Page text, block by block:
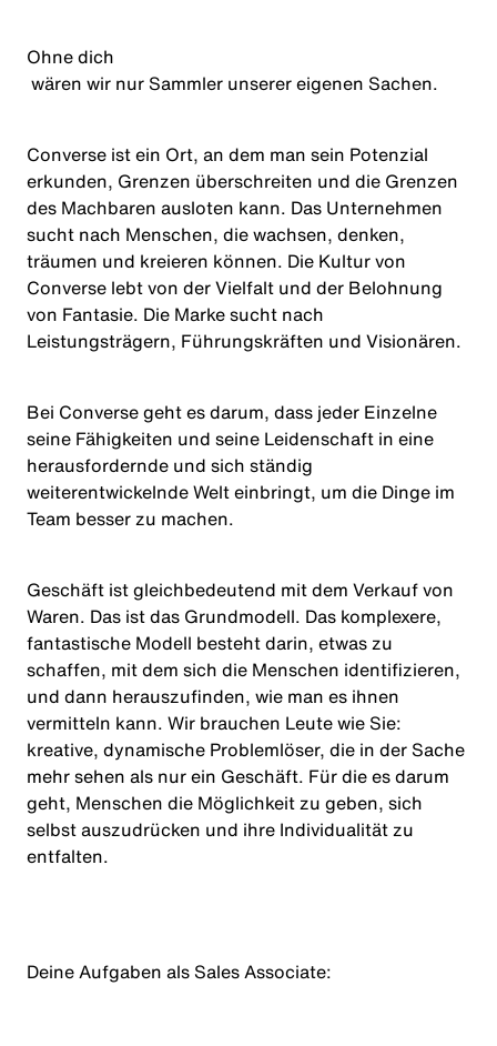
Ohnedich
wären wir nur Sammler unserer eigenen Sachen.
Converse ist ein Ort, an dem man sein Potenzial
erkunden, Grenzen überschreiten und die Grenzen
des Machbaren ausloten kann. Das Unternehmen
sucht nach Menschen, die wachsen, denken,
träumen und kreieren können. Die Kultur von
Converse lebt von der Vielfalt und der Belohnung
von Fantasie. Die Marke sucht nach
Leistungsträgern, Führungskräften und Visionären.
Bei Converse geht es darum, dass jeder Einzelne
seine Fähigkeiten und seine Leidenschaft in eine
herausfordernde und sich ständig
weiterentwickelnde Welt einbringt, um die Dinge im
Team besser zu machen.
Geschäft ist gleichbedeutend mit dem Verkauf von
Waren. Das ist das Grundmodell. Das komplexere,
fantastische Modell besteht darin, etwas zu
schaffen, mit dem sich die Menschen identifizieren,
und dann herauszufinden, wie man es ihnen
vermitteln kann. Wir brauchen Leute wie Sie:
kreative, dynamische Problemlöser, die in der Sache
mehr sehen als nur ein Geschäft. Für die es darum
geht, Menschen die Möglichkeit zu geben, sich
selbst auszudrücken und ihre Individualität zu
entfalten.
Deine Aufgaben alsSales Associate: